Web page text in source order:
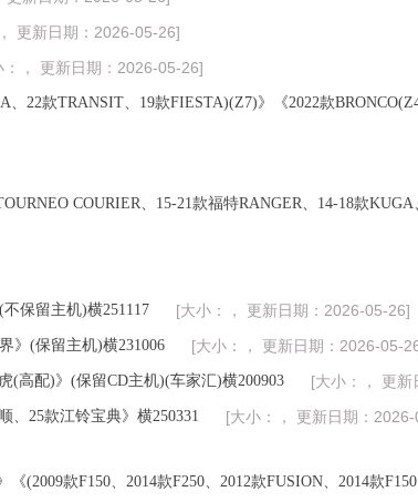
更新日期：2026-05-26]
：， 更新日期：2026-05-26]
22款TRANSIT、19款FIESTA)(Z7)》《2022款
COURIER、15-21款福特RANGER、14-18款
保留主机)横251117 [大小：， 更新日期：2026-05-26]
》(保留主机)横231006 [大小：， 更新日期：2026-05-
(高配)》(保留CD主机)(车家汇)横200903 [大小：， 更
、25款江铃宝典》横250331 [大小：， 更新日期：
(2009款F150、2014款F250、2012款FUSION、2014款